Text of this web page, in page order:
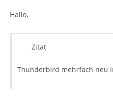
Hallo,
Zitat
Thunderbird mehrfach neu